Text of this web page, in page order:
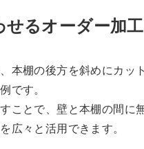
せるオーダー加工
本棚の後方を斜めにカッ
です。
ことで、壁と本棚の間に
広々と活用できます。